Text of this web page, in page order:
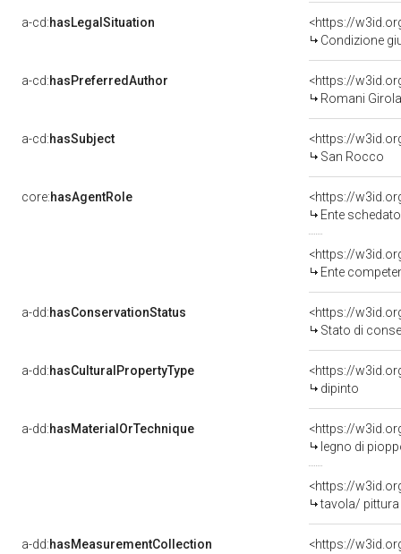
a-cd:hasLegalSituation
Condizione
a-cd:hasPreferredAuthor
<https://
Romani
a-cd:hasSubject
<https://
San Rocco
core:hasAgentRole
<https://
Ente schedatore del
<https://
Ente competente per
a-dd:hasConservationStatus
<https://
Stato di
a-dd:hasCulturalPropertyType
<https://
dipinto
a-dd:hasMaterialOrTechnique
<https://
legno di
<https://
tavola/
a-dd:hasMeasurementCollection
<https://